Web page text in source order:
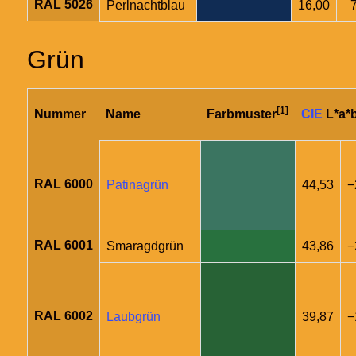
RAL 5026 Perlnachtblau 16,00
Grün
Nummer Name Farbmuster[1] CIE
RAL 6000 Patinagrün 44,53
RAL 6001 Smaragdgrün 43,86
RAL 6002 Laubgrün 39,87